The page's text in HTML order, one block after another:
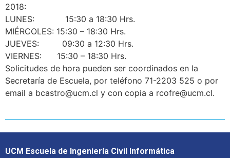
2018:
LUNES: 15:30 a 18:30 Hrs.
MIÉRCOLES: 15:30 – 18:30 Hrs.
JUEVES: 09:30 a 12:30 Hrs.
VIERNES: 15:30 – 18:30 Hrs.
Solicitudes de hora pueden ser coordinados en la
Secretaría de Escuela, por teléfono 71-2203 525 o por
email a bcastro@ucm.cl y con copia a rcofre@ucm.cl.
UCM Escuela de Ingeniería Civil Informática